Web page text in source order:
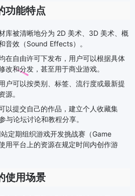
功能特点
库被清晰地分为 2D 美术、3D 美术、概
音效（Sound Effects）。
在自由许可下发布，用户可以根据具体
改和分发，甚至用于商业游戏。
用户可以按类别、标签、流行度或最新提
源。
以提交自己的作品，建立个人收藏集
与论坛讨论和教程分享。
站定期组织游戏开发挑战赛（Game
用平台上的资源在规定时间内创作游
使用场景